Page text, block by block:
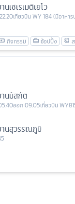
เชเรเมติเยโว
22.20เที่ยวบิน WY 184 (มีอาหา
นมัสกัต
ออก09.05เที่ยวบิน
านสุวรรณภูมิ